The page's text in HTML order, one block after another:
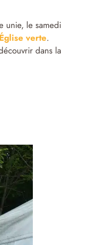
unie, le samedi
verte.
dans la